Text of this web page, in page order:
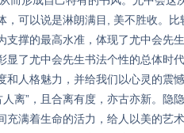
可以说是淋朗满目, 美不胜收。比
撑的最高水准，体现了尤中会先
了尤中会先生书法个性的总体时
人格魅力，并给我们以心灵的震
离”，且合离有度，亦古亦新。隐
满着生命的活力，给人以美的艺